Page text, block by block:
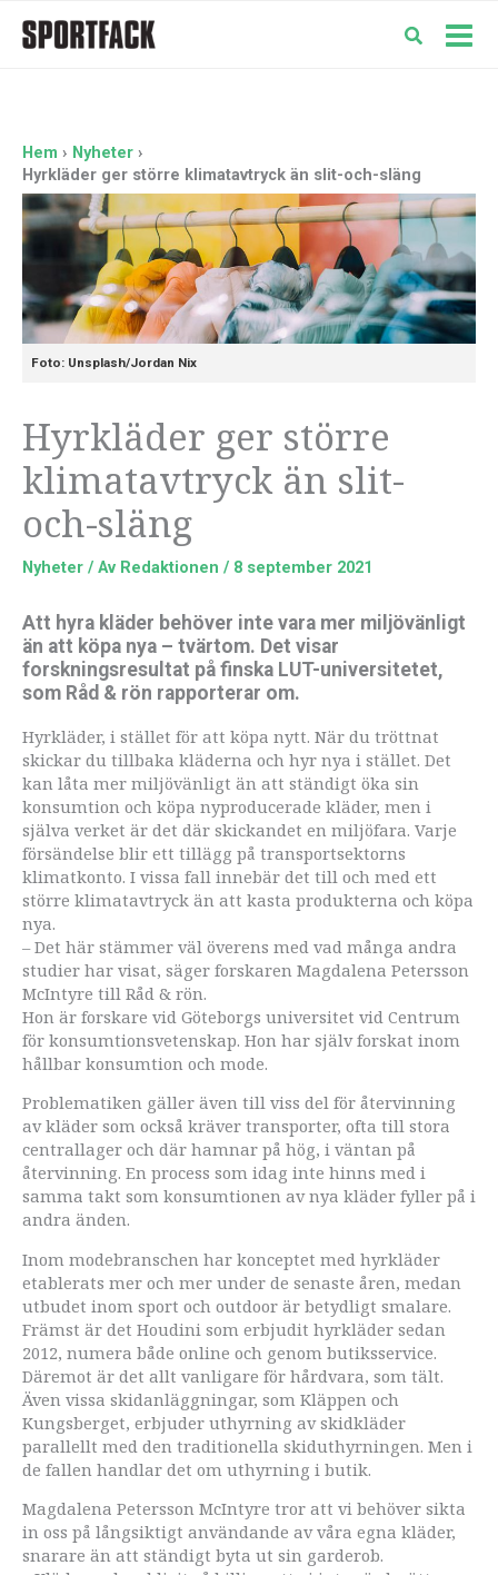
Hem
Nyheter
Hyrkläder ger större klimatavtryck än slit-och-släng
Foto: Unsplash/Jordan Nix
Hyrkläder ger större
klimatavtryck än slit-
och-släng
Nyheter / Av Redaktionen / 8 september 2021
Att hyra kläder behöver inte vara mer miljövänligt
än att köpa nya – tvärtom. Det visar
forskningsresultat på finska LUT-universitetet,
som Råd & rön rapporterar om.
Hyrkläder, i stället för att köpa nytt. När du tröttnat
skickar du tillbaka kläderna och hyr nya i stället. Det
kan låta mer miljövänligt än att ständigt öka sin
konsumtion och köpa nyproducerade kläder, men i
själva verket är det där skickandet en miljöfara. Varje
försändelse blir ett tillägg på transportsektorns
klimatkonto. I vissa fall innebär det till och med ett
större klimatavtryck än att kasta produkterna och köpa
nya.
– Det här stämmer väl överens med vad många andra
studier har visat, säger forskaren Magdalena Petersson
McIntyre till Råd & rön.
Hon är forskare vid Göteborgs universitet vid Centrum
för konsumtionsvetenskap. Hon har själv forskat inom
hållbar konsumtion och mode.
Problematiken gäller även till viss del för återvinning
av kläder som också kräver transporter, ofta till stora
centrallager och där hamnar på hög, i väntan på
återvinning. En process som idag inte hinns med i
samma takt som konsumtionen av nya kläder fyller på i
andra änden.
Inom modebranschen har konceptet med hyrkläder
etablerats mer och mer under de senaste åren, medan
utbudet inom sport och outdoor är betydligt smalare.
Främst är det Houdini som erbjudit hyrkläder sedan
2012, numera både online och genom butiksservice.
Däremot är det allt vanligare för hårdvara, som tält.
Även vissa skidanläggningar, som Kläppen och
Kungsberget, erbjuder uthyrning av skidkläder
parallellt med den traditionella skiduthyrningen. Men i
de fallen handlar det om uthyrning i butik.
Magdalena Petersson McIntyre tror att vi behöver sikta
in oss på långsiktigt användande av våra egna kläder,
snarare än att ständigt byta ut sin garderob.